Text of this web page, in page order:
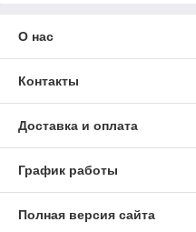
О нас
Контакты
Доставка и оплата
График работы
Полная версия сайта